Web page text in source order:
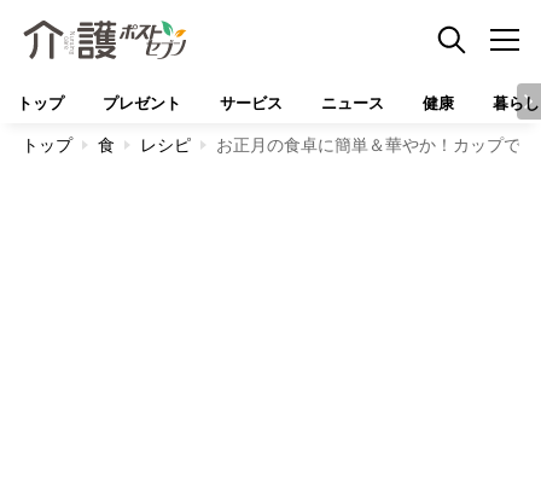
トップ プレゼント サービス ニュース 健康 暮らし
トップ 食 レシピ お正月の食卓に簡単＆華やか！カップで